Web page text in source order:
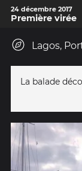
24 décembre 2017
Première virée
Lagos,
La balade